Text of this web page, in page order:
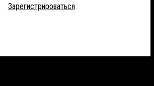
Зарегистрироваться